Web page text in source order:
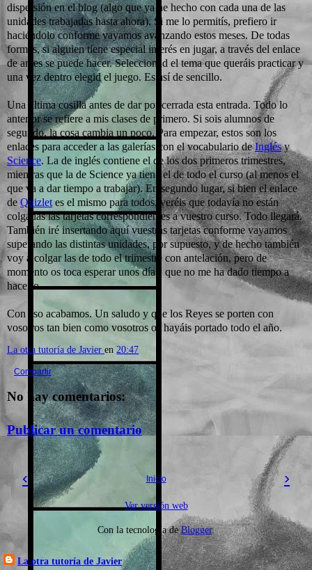
dispersión en el blog (algo que ya he hecho con cada una de las
unidades trabajadas hasta ahora). Si me lo permitís, prefiero ir
haciéndolo conforme vayamos avanzando estos meses. De todas
formas, si alguien tiene especial interés en jugar, a través del enlace
de antes se puede hacer. Seleccionad el tema que queráis practicar y
una vez dentro elegid el juego. Es así de sencillo.
Una última cosilla antes de dar por cerrada esta entrada. Todo lo
anterior se refiere a mis clases de primero. Si sois alumnos de
segundo, la cosa cambia un poco. Para empezar, estos son los
enlaces para acceder a las galerías con el vocabulario deInglésy
Science. La de inglés contiene el de los dos primeros trimestres,
mientras que la de Science ya tiene el de todo el curso (al menos el
que va a dar tiempo a trabajar). En segundo lugar, si bien el enlace
de Quizlet es el mismo para todos, veréis que todavía no están
colgadas las tarjetas correspondientes a vuestro curso. Todo llegará.
También iré insertando aquí vuestras tarjetas conforme vayamos
superando las distintas unidades, por supuesto, y de hecho también
voy a colgar las de todo el trimestre con antelación, pero de
momento os toca esperar unos días, que no me ha dado tiempo a
hacerlo.
Con eso acabamos. Un saludo y que los Reyes se porten con
vosotros tan bien como vosotros os hayáis portado todo el año.
La otra tutoría de Javier en 20:47
Compartir
No hay comentarios:
Publicar un comentario
‹ ›
Inicio
Ver versión web
Con la tecnología deBlogger.
La otra tutoría de Javier